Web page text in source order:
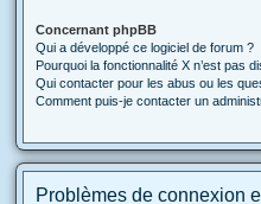
Concernant phpBB
Qui a développé ce logiciel de forum ?
Pourquoi la fonctionnalité X n’est pas
Qui contacter pour les abus ou les
Comment puis-je contacter un
Problèmes de connexion